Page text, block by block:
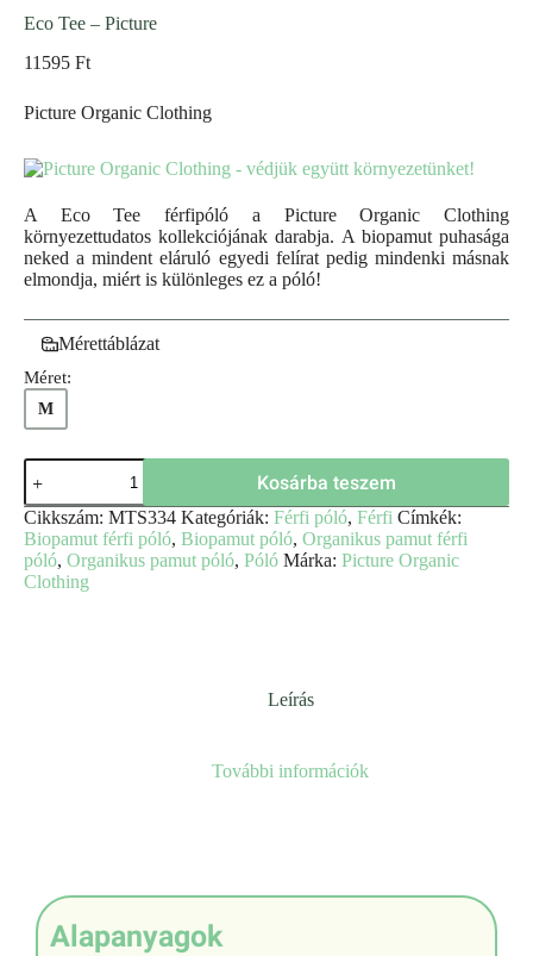
Eco Tee – Picture
11595 Ft
Picture Organic Clothing
A Eco Tee férfipóló a Picture Organic Clothing
környezettudatos kollekciójának darabja. A biopamut puhasága
neked a mindent eláruló egyedi felírat pedig mindenki másnak
elmondja, miért is különleges ez a póló!
Mérettáblázat
Méret:
M
Kosárba teszem
Cikkszám: MTS334 Kategóriák: Férfi póló, Férfi Címkék:
Biopamut férfi póló, Biopamut póló, Organikus pamut férfi
póló, Organikus pamut póló, Póló Márka: Picture Organic
Clothing
Leírás
További információk
Alapanyagok